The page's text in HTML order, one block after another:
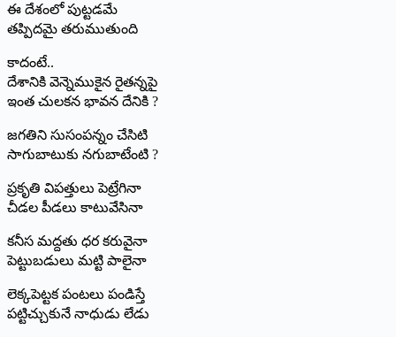
ఈ దేశంలో పుట్టడమే
తప్పిదమై తరుముతుంది
కాదంటే..
దేశానికి వెన్నెముకైన రైతన్నపై
ఇంత చులకన భావన దేనికి ?
జగతిని సుసంపన్నం చేసిటి
సాగుబాటుకు నగుబాటేంటి ?
ప్రకృతి విపత్తులు పెట్రేగినా
చీడల పీడలు కాటువేసినా
కనీస మద్దతు ధర కరువైనా
పెట్టుబడులు మట్టి పాలైనా
లెక్కపెట్టక పంటలు పండిస్తే
పట్టిచ్చుకునే నాధుడు లేడు